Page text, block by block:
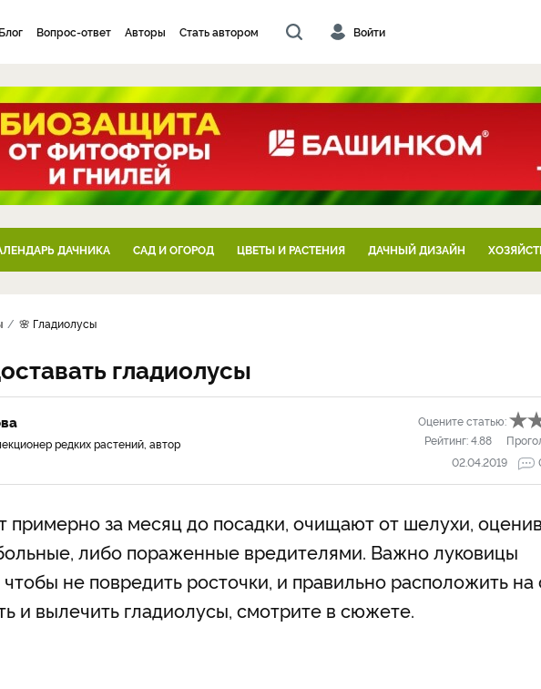
Блог Вопрос-ответ Авторы Стать автором Войти
ДАЧНИКА САД И ОГОРОД ЦВЕТЫ И РАСТЕНИЯ ДАЧНЫЙ ДИЗАЙН
🌸 Гладиолусы
гладиолусы
редких растений, автор
Оцените статью:
Рейтинг:4.88
02.04.2019
примерно за месяц до посадки, очищают от шелухи,
либо пораженные вредителями. Важно луковицы
чтобы не повредить росточки, и правильно расположить на
и вылечить гладиолусы, смотрите в сюжете.